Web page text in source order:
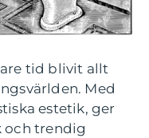
tid blivit allt
Med
estetik, ger
och trendig